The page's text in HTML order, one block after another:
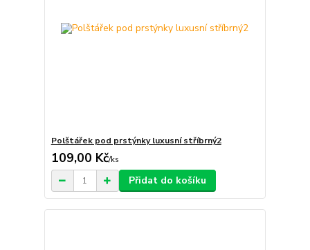
Polštářek pod prstýnky luxusní stříbrný2
109,00 Kč/ks
Přidat do košíku